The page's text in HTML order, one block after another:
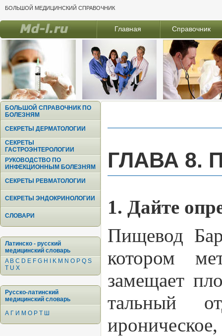
БОЛЬШОЙ МЕДИЦИНСКИЙ СПРАВОЧНИК
Главная Справочник
БОЛЬШОЙ СПРАВОЧНИК ПО
БОЛЕЗНЯМ
СЕКРЕТЫ ДЕРМАТОЛОГИИ
СЕКРЕТЫ
ГАСТРОЭНТЕРОЛОГИИ
РУКОВОДСТВО ПО
ИНФЕКЦИОННЫМ БОЛЕЗНЯМ
СЕКРЕТЫ РЕВМАТОЛОГИИ
СЕКРЕТЫ ЭНДОКРИНОЛОГИИ
СЛОВАРИ
Латинско - русский
медицинский словарь
A B C D E F G H K M N O P Q S
T U X
Русско-латинский
медицинский словарь
А Г И М О Р Т Ш
ГЛАВА 8.
1. Дайте
Пищевод
котором
замещает
тальный